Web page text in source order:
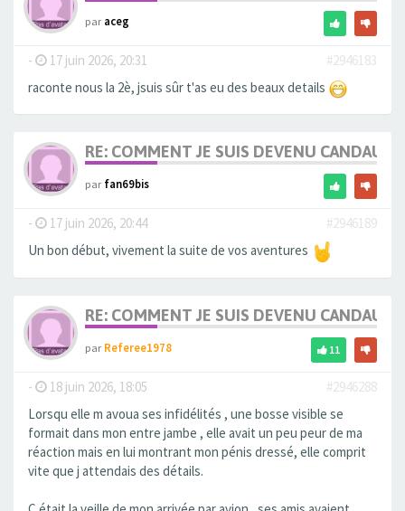
paraceg
- 17 juin 2026, 20:31
#2946183
raconte nous la 2è, jsuis sûr t'as eu des beaux details
RE: COMMENT JE SUIS DEVENU
parfan69bis
- 17 juin 2026, 20:44
#2946189
Un bon début, vivement la suite de vos aventures
RE: COMMENT JE SUIS DEVENU
parReferee1978 11
- 18 juin 2026, 18:05
#2946288
Lorsqu elle m avoua ses infidélités , une bosse visible se
formait dans mon entre jambe , elle avait un peu peur de ma
réaction mais en lui montrant mon pénis dressé, elle comprit
vite que j attendais des détails.